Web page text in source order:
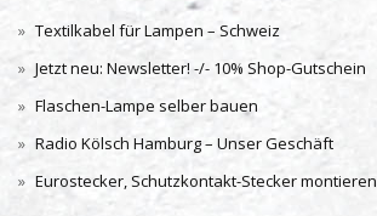
Textilkabel für Lampen – Schweiz
Jetzt neu: Newsletter! -/- 10% Shop-Gutschein
Flaschen-Lampe selber bauen
Radio Kölsch Hamburg – Unser Geschäft
Eurostecker, Schutzkontakt-Stecker montieren